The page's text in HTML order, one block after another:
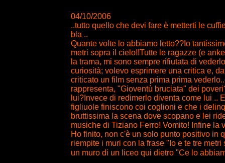
04/10/2006
..tutto quello che devi fare è metterti le
bla ..
Quante volte lo abbiamo letto??Io
metri sopra il cielo!!Tutte le ragazze (e
la trama, mi sono sempre rifiutata di
curiosità; volevo esprimere una critica e,
criticato un film senza prima prima
rappresenta, "Gioventù bruciata" dei
lui?Invece di redimerlo diventa come lui ..
figliuole finiscono coi coglioni e che i
bruttissima la scena dove scopano e lei
musiche di Tiziano Ferro! Vomito! Infine
Ho finito, non c'è un solo punto positivo in
riempite i muri con la frase "Io e te tre
un muro di un liceo qui dietro "Ce lo